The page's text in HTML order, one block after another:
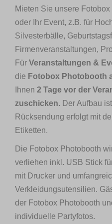
Mieten Sie unsere
oder Ihr Event, z.B. für
Silvesterbälle,
Firmenveranstaltungen,
Für Veranstaltungen &
die Fotobox Photobooth
Ihnen 2 Tage vor der
zuschicken. Der Aufbau
Rücksendung erfolgt mit
Etiketten.
Die Fotobox Photobooth
verliehen inkl. USB Stick
mit Drucker und
Verkleidungsutensilien.
der Fotobox Photobooth
individuelle Partyfotos.